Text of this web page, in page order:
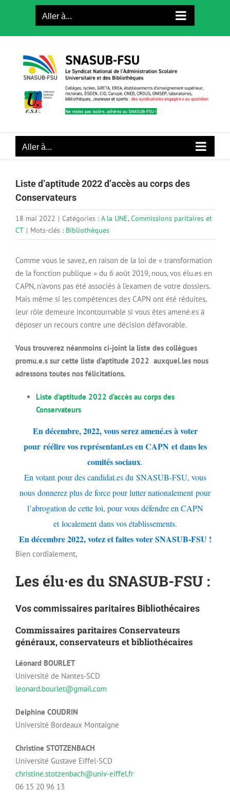
Aller à...
Aller à...
Liste d’aptitude 2022 d’accès au corps des
Conservateurs
18 mai 2022 | Catégories : A la UNE,Commissions paritaires et
CT | Mots-clés : Bibliothèques
Comme vous le savez, en raison de la loi de « transformation
de la fonction publique » du 6 août 2019, nous, vos élu.es en
CAPN, n’avons pas été associés à l’examen de votre dossiers.
Mais même si les compétences des CAPN ont été réduites,
leur rôle demeure incontournable si vous êtes amené.es à
déposer un recours contre une décision défavorable.
Vous trouverez néanmoins ci-joint la liste des collègues
promu.e.s sur cette liste d’aptitude 2022 auxquel.les nous
adressons toutes nos félicitations.
Liste d’aptitude 2022 d’accès au corps des
Conservateurs
En décembre, 2022, vous serez amené.es à voter
pour réélire vos représentant.es en CAPN et dans les
comités sociaux.
En votantpour des candidat.es du SNASUB-FSU, vous
nous donnerez plus de force pour lutter nationalementpour
l’abrogation de cette loi, pour vous défendre en CAPN
etlocalementdans vos établissements.
En décembre 2022, votez et faites voter SNASUB-FSU !
Bien cordialement,
Les élu·es du SNASUB-FSU :
Vos commissaires paritaires Bibliothécaires
Commissaires paritaires Conservateurs
généraux, conservateurs et bibliothécaires
Léonard BOURLET
Université de Nantes-SCD
leonard.bourlet@gmail.com
Delphine COUDRIN
Université Bordeaux Montaigne
Christine STOTZENBACH
Université Gustave Eiffel-SCD
christine.stotzenbach@univ-eiffel.fr
06 15 20 96 13